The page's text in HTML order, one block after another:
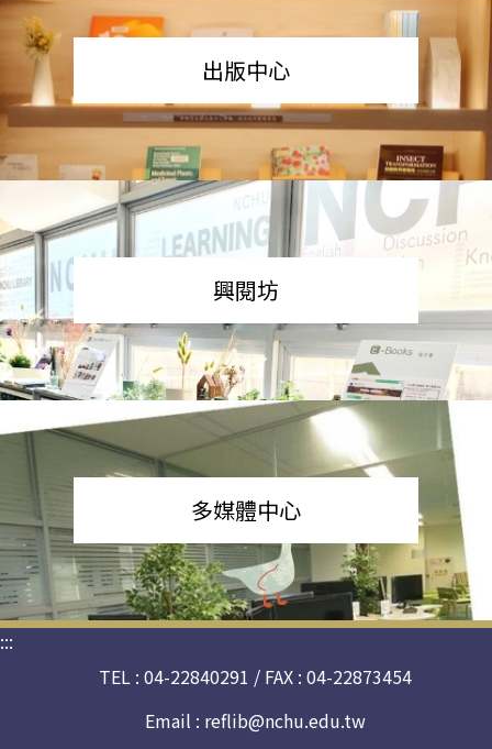
出版中心
興閱坊
多媒體中心
:::
TEL : 04-22840291 / FAX : 04-22873454
Email : reflib@nchu.edu.tw